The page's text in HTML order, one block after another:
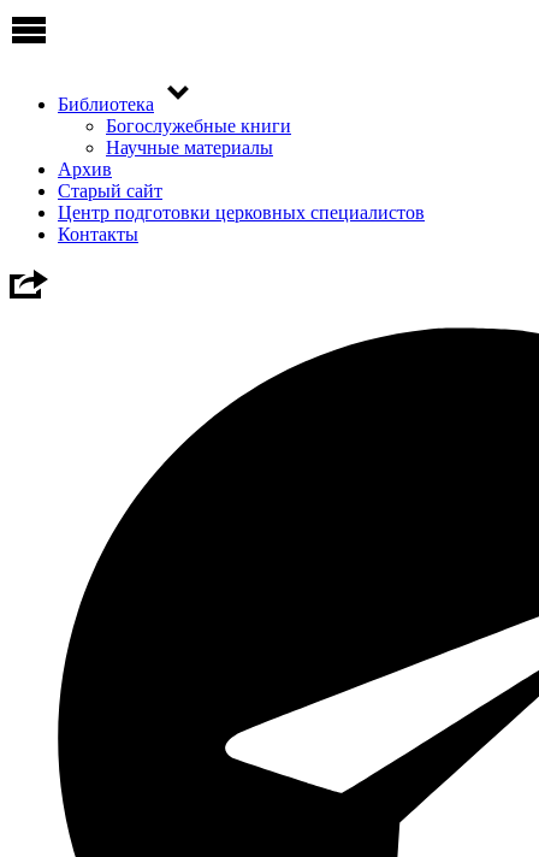
Библиотека
Богослужебные книги
Научные материалы
Архив
Старый сайт
Центр подготовки церковных специалистов
Контакты